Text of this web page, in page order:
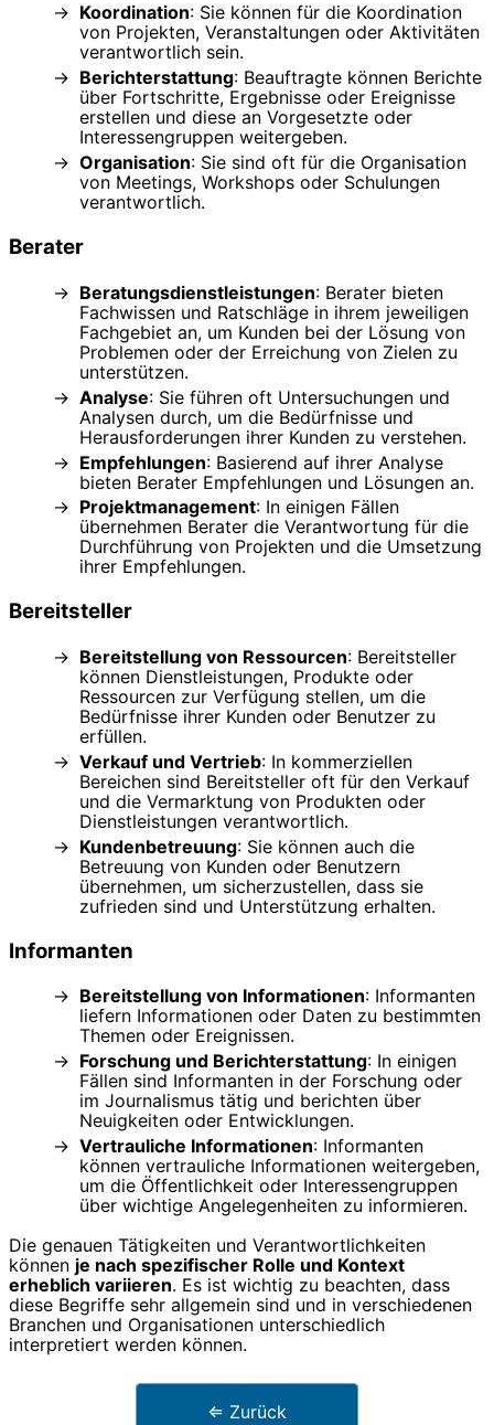
Koordination: Sie können für die Koordination
von Projekten, Veranstaltungen oder Aktivitäten
verantwortlich sein.
Berichterstattung: Beauftragte können Berichte
über Fortschritte, Ergebnisse oder Ereignisse
erstellen und diese an Vorgesetzte oder
Interessengruppen weitergeben.
Organisation: Sie sind oft für die Organisation
von Meetings, Workshops oder Schulungen
verantwortlich.
Berater
Beratungsdienstleistungen: Berater bieten
Fachwissen und Ratschläge in ihrem jeweiligen
Fachgebiet an, um Kunden bei der Lösung von
Problemen oder der Erreichung von Zielen zu
unterstützen.
Analyse: Sie führen oft Untersuchungen und
Analysen durch, um die Bedürfnisse und
Herausforderungen ihrer Kunden zu verstehen.
Empfehlungen: Basierend auf ihrer Analyse
bieten Berater Empfehlungen und Lösungen an.
Projektmanagement: In einigen Fällen
übernehmen Berater die Verantwortung für die
Durchführung von Projekten und die Umsetzung
ihrer Empfehlungen.
Bereitsteller
Bereitstellung von Ressourcen: Bereitsteller
können Dienstleistungen, Produkte oder
Ressourcen zur Verfügung stellen, um die
Bedürfnisse ihrer Kunden oder Benutzer zu
erfüllen.
Verkauf und Vertrieb: In kommerziellen
Bereichen sind Bereitsteller oft für den Verkauf
und die Vermarktung von Produkten oder
Dienstleistungen verantwortlich.
Kundenbetreuung: Sie können auch die
Betreuung von Kunden oder Benutzern
übernehmen, um sicherzustellen, dass sie
zufrieden sind und Unterstützung erhalten.
Informanten
Bereitstellung von Informationen: Informanten
liefern Informationen oder Daten zu bestimmten
Themen oder Ereignissen.
Forschung und Berichterstattung: In einigen
Fällen sind Informanten in der Forschung oder
im Journalismus tätig und berichten über
Neuigkeiten oder Entwicklungen.
Vertrauliche Informationen: Informanten
können vertrauliche Informationen weitergeben,
um die Öffentlichkeit oder Interessengruppen
über wichtige Angelegenheiten zu informieren.
Die genauen Tätigkeiten und Verantwortlichkeiten
können je nach spezifischer Rolle und Kontext
erheblich variieren. Es ist wichtig zu beachten, dass
diese Begriffe sehr allgemein sind und in verschiedenen
Branchen und Organisationen unterschiedlich
interpretiert werden können.
⇐ Zurück